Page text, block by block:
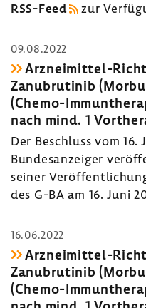
RSS-Feed
zur
09.08.2022
Arzneimittel-
Zanubrutinib
(Chemo-
nach mind. 1
Der Beschluss vom 16.
Bundesanzeiger
seiner
des G-BA am 16. Juni
16.06.2022
Arzneimittel-
Zanubrutinib
(Chemo-